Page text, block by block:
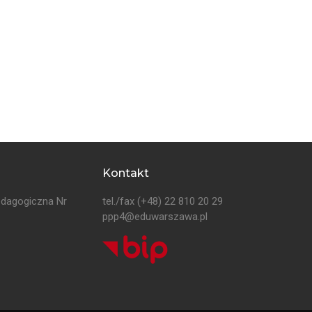
Nr
Kontakt
tel./fax (+48) 22 810 20 29
ppp4@eduwarszawa.pl